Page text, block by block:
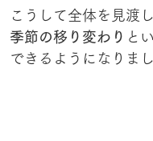
こうして全体を見渡
季節の移り変わり と
できるようになりまし